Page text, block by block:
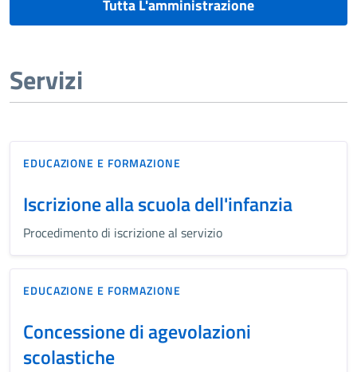
Tutta L'amministrazione
Servizi
EDUCAZIONE E FORMAZIONE
Iscrizione alla scuola dell'infanzia
Procedimento di iscrizione al servizio
EDUCAZIONE E FORMAZIONE
Concessione di agevolazioni
scolastiche